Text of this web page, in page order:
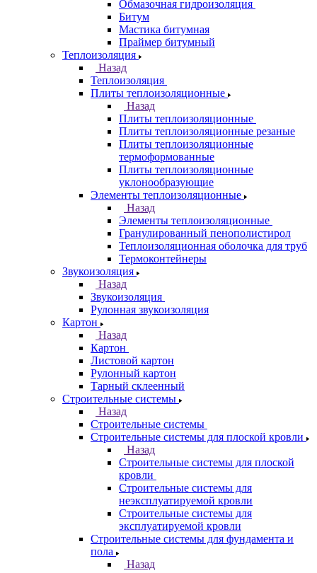
Обмазочная гидроизоляция
Битум
Мастика битумная
Праймер битумный
Теплоизоляция
Назад
Теплоизоляция
Плиты теплоизоляционные
Назад
Плиты теплоизоляционные
Плиты теплоизоляционные резаные
Плиты теплоизоляционные
термоформованные
Плиты теплоизоляционные
уклонообразующие
Элементы теплоизоляционные
Назад
Элементы теплоизоляционные
Гранулированный пенополистирол
Теплоизоляционная оболочка для труб
Термоконтейнеры
Звукоизоляция
Назад
Звукоизоляция
Рулонная звукоизоляция
Картон
Назад
Картон
Листовой картон
Рулонный картон
Тарный склеенный
Строительные системы
Назад
Строительные системы
Строительные системы для плоской кровли
Назад
Строительные системы для плоской
кровли
Строительные системы для
неэксплуатируемой кровли
Строительные системы для
эксплуатируемой кровли
Строительные системы для фундамента и
пола
Назад